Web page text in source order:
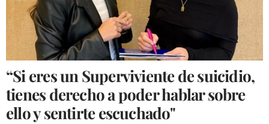
DEPORTES
CULTURA
SOCIEDAD
OPINIÓN
GALERÍAS
VÍDEOS
“Si eres un Superviviente de suicidio,
tienes derecho a poder hablar sobre
ello y sentirte escuchado"